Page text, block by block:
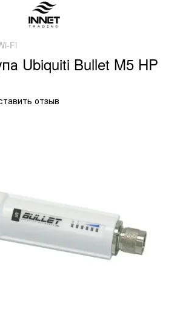
Fi
Ubiquiti Bullet M5 HP
отзыв